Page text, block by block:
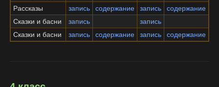
Рассказы запись содержание запись
содержание
Сказки и басни
запись
запись
Сказки и басни
запись содержание запись содержание